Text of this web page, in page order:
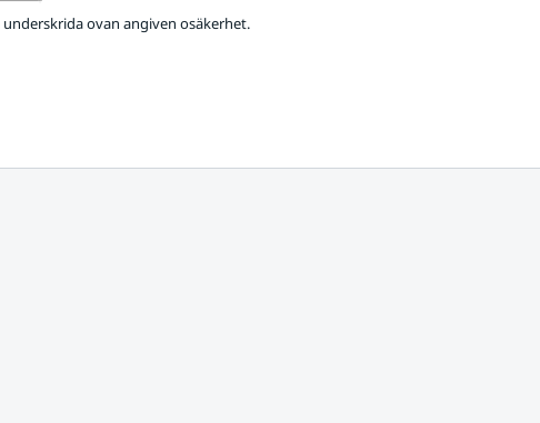
ovan angiven osäkerhet.